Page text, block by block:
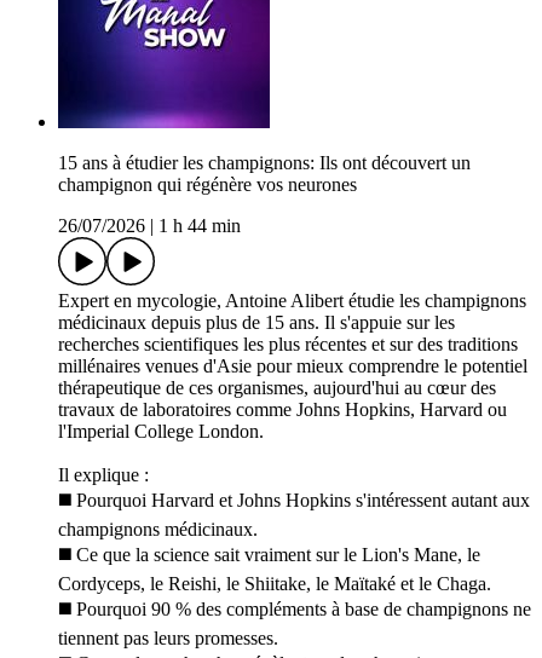
15 ans à étudier les champignons: Ils ont découvert un
champignon qui régénère vos neurones
26/07/2026
1 h 44 min
Expert en mycologie, Antoine Alibert étudie les champignons
médicinaux depuis plus de 15 ans. Il s'appuie sur les
recherches scientifiques les plus récentes et sur des traditions
millénaires venues d'Asie pour mieux comprendre le potentiel
thérapeutique de ces organismes, aujourd'hui au cœur des
travaux de laboratoires comme Johns Hopkins, Harvard ou
l'Imperial College London.
Il explique :
◼️ Pourquoi Harvard et Johns Hopkins s'intéressent autant aux
champignons médicinaux.
◼️ Ce que la science sait vraiment sur le Lion's Mane, le
Cordyceps, le Reishi, le Shiitake, le Maïtaké et le Chaga.
◼️ Pourquoi 90 % des compléments à base de champignons ne
tiennent pas leurs promesses.